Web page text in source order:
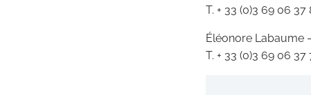
T. + 33 (0)3 69 06
Éléonore Labaume
T. + 33 (0)3 69 06